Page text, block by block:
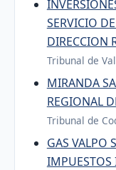
SERVICIO
DIRECCION
Tribunal de
MIRANDA
REGIONAL
Tribunal de
GAS VALPO
IMPUESTOS